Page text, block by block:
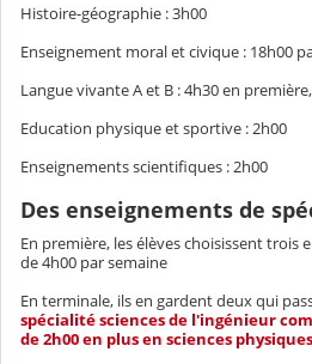
Histoire-géographie : 3h00
Enseignement moral et civique : 18h00
Langue vivante A et B : 4h30 en
Education physique et sportive : 2h00
Enseignements scientifiques : 2h00
Des enseignements de
En première, les élèves choisissent trois
de 4h00 par semaine
En terminale, ils en gardent deux qui
spécialité sciences de l'ingénieur
de 2h00 en plus en sciences physiques